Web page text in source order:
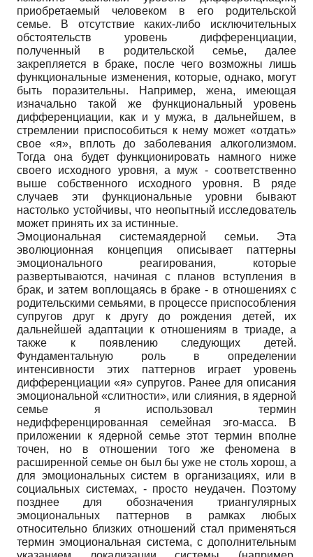
приобретаемый человеком в его родительской
семье. В отсутствие каких-либо исключительных
обстоятельств уровень дифференциации,
полученный в родительской семье, далее
закрепляется в браке, после чего возможны лишь
функциональные изменения, которые, однако, могут
быть поразительны. Например, жена, имеющая
изначально такой же функциональный уровень
дифференциации, как и у мужа, в дальнейшем, в
стремлении приспособиться к нему может «отдать»
свое «я», вплоть до заболевания алкоголизмом.
Тогда она будет функционировать намного ниже
своего исходного уровня, а муж - соответственно
выше собственного исходного уровня. В ряде
случаев эти функциональные уровни бывают
настолько устойчивы, что неопытный исследователь
может принять их за истинные.
Эмоциональная системаядерной семьи. Эта
эволюционная концепция описывает паттерны
эмоционального реагирования, которые
развертываются, начиная с планов вступления в
брак, и затем воплощаясь в браке - в отношениях с
родительскими семьями, в процессе приспособления
супругов друг к другу до рождения детей, их
дальнейшей адаптации к отношениям в триаде, а
также к появлению следующих детей.
Фундаментальную роль в определении
интенсивности этих паттернов играет уровень
дифференциации «я» супругов. Ранее для описания
эмоциональной «слитности», или слияния, в ядерной
семье я использовал термин
недифференцированная семейная эго-масса. В
приложении к ядерной семье этот термин вполне
точен, но в отношении того же феномена в
расширенной семье он был бы уже не столь хорош, а
для эмоциональных систем в организациях, или в
социальных системах, - просто неудачен. Поэтому
позднее для обозначения триангулярных
эмоциональных паттернов в рамках любых
относительно близких отношений стал применяться
термин эмоциональная система, с дополнительным